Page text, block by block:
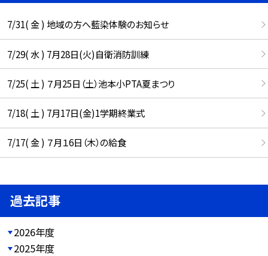
7/31( 金 ) 地域の方へ藍染体験のお知らせ
7/29( 水 ) 7月28日(火)自衛消防訓練
7/25( 土 ) ７月25日（土）池本小PTA夏まつり
7/18( 土 ) 7月17日(金)1学期終業式
7/17( 金 ) ７月１6日（木）の給食
過去記事
2026年度
2025年度